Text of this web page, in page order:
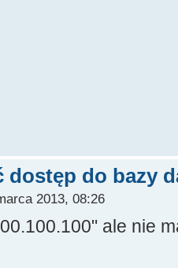
dostęp do bazy
2013, 08:26
ale nie